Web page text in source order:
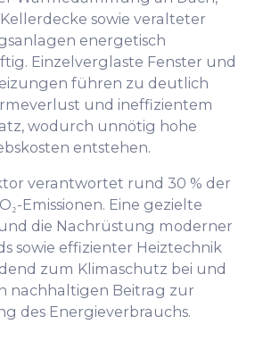
sowie veralteter
energetisch
Einzelverglaste Fenster und
führen zu deutlich
und ineffizientem
wodurch unnötig hohe
entstehen.
verantwortet rund 30 % der
Emissionen. Eine gezielte
die Nachrüstung moderner
sowie effizienter Heiztechnik
zum Klimaschutz bei und
nachhaltigen Beitrag zur
des Energieverbrauchs.